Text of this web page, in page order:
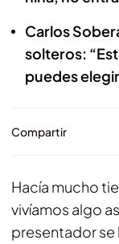
Carlos
solteros:
puedes
Compartir
Hacía mucho
vivíamos algo
presentador se